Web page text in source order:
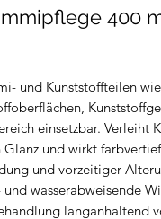
400
und Kunststoffteilen
einsetzbar. Verleiht
und wirkt
und vorzeitiger
wasserabweisende
langanhaltend